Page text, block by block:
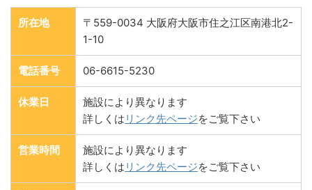
所在地
〒559-0034 大阪府大阪市住之江区南港北2-
1-10
電話番号 06-6615-5230
休業日
施設により異なります
詳しくは リンク先ページをご覧下さい
営業時間
施設により異なります
詳しくは リンク先ページをご覧下さい